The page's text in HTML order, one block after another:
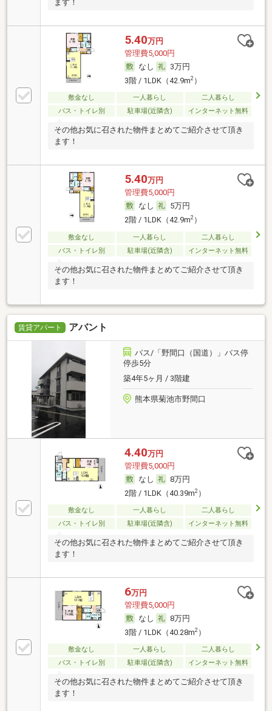
ます！
5.40万円
管理費5,000円
なし
3万円
3階 / 1LDK（42.9m2）
敷金なし 一人暮らし
二人暮らし
バス・トイレ別
駐車場(近隣含) インターネット無料
その他お気に召された物件まとめてご紹介させて頂き
ます！
5.40万円
管理費5,000円
なし
5万円
2階 / 1LDK（42.9m2）
敷金なし 一人暮らし
二人暮らし
バス・トイレ別
駐車場(近隣含) インターネット無料
その他お気に召された物件まとめてご紹介させて頂き
ます！
賃貸アパート アバント
バス/「野間口（国道）」バス停
停歩5分
築4年5ヶ月 / 3階建
熊本県菊池市野間口
4.40万円
管理費5,000円
なし
8万円
2階 / 1LDK（40.39m2）
敷金なし 一人暮らし
二人暮らし
バス・トイレ別
駐車場(近隣含) インターネット無料
その他お気に召された物件まとめてご紹介させて頂き
ます！
6万円
管理費5,000円
なし
8万円
3階 / 1LDK（40.28m2）
敷金なし 一人暮らし
二人暮らし
バス・トイレ別
駐車場(近隣含) インターネット無料
その他お気に召された物件まとめてご紹介させて頂き
ます！